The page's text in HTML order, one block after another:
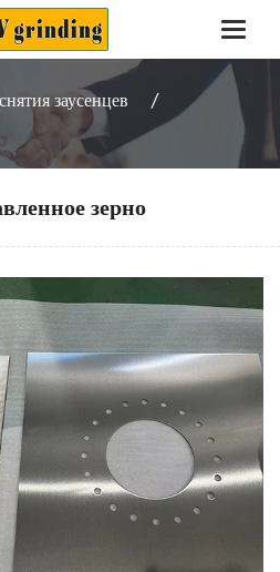
заусенцев
зерно